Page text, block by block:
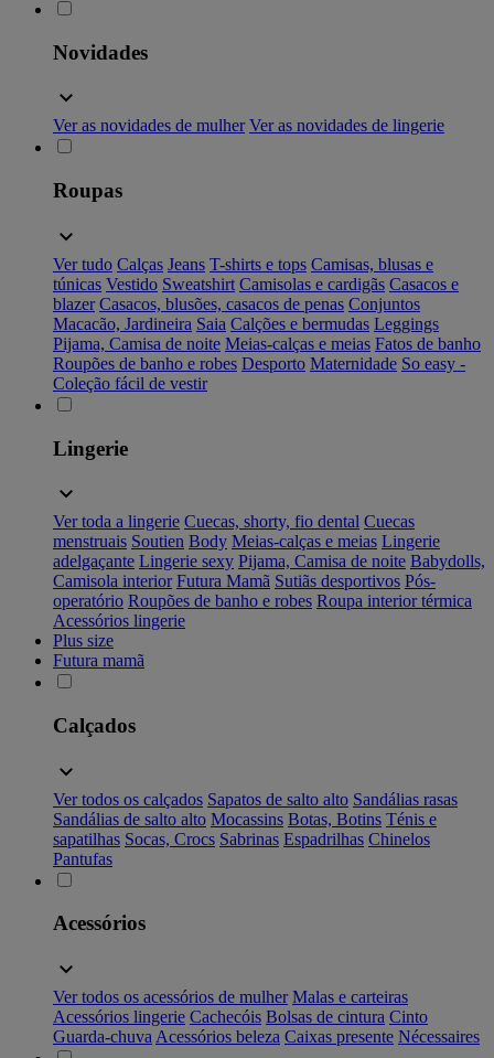
Novidades
Ver as novidades de mulher Ver as novidades de lingerie
Roupas
Ver tudo Calças Jeans T-shirts e tops Camisas, blusas e
túnicas Vestido Sweatshirt Camisolas e cardigãs Casacos e
blazer Casacos, blusões, casacos de penas Conjuntos
Macacão, Jardineira Saia Calções e bermudas Leggings
Pijama, Camisa de noite Meias-calças e meias Fatos de banho
Roupões de banho e robes Desporto Maternidade So easy -
Coleção fácil de vestir
Lingerie
Ver toda a lingerie Cuecas, shorty, fio dental Cuecas
menstruais Soutien Body Meias-calças e meias Lingerie
adelgaçante Lingerie sexy Pijama, Camisa de noite Babydolls,
Camisola interior Futura Mamã Sutiãs desportivos Pós-
operatório Roupões de banho e robes Roupa interior térmica
Acessórios lingerie
Plus size
Futura mamã
Calçados
Ver todos os calçados Sapatos de salto alto Sandálias rasas
Sandálias de salto alto Mocassins Botas, Botins Ténis e
sapatilhas Socas, Crocs Sabrinas Espadrilhas Chinelos
Pantufas
Acessórios
Ver todos os acessórios de mulher Malas e carteiras
Acessórios lingerie Cachecóis Bolsas de cintura Cinto
Guarda-chuva Acessórios beleza Caixas presente Nécessaires